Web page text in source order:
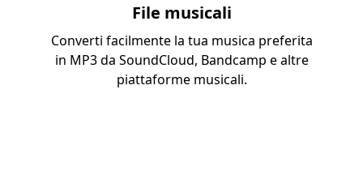
File musicali
Converti facilmente la tua musica preferita
in MP3 da SoundCloud, Bandcamp e altre
piattaforme musicali.